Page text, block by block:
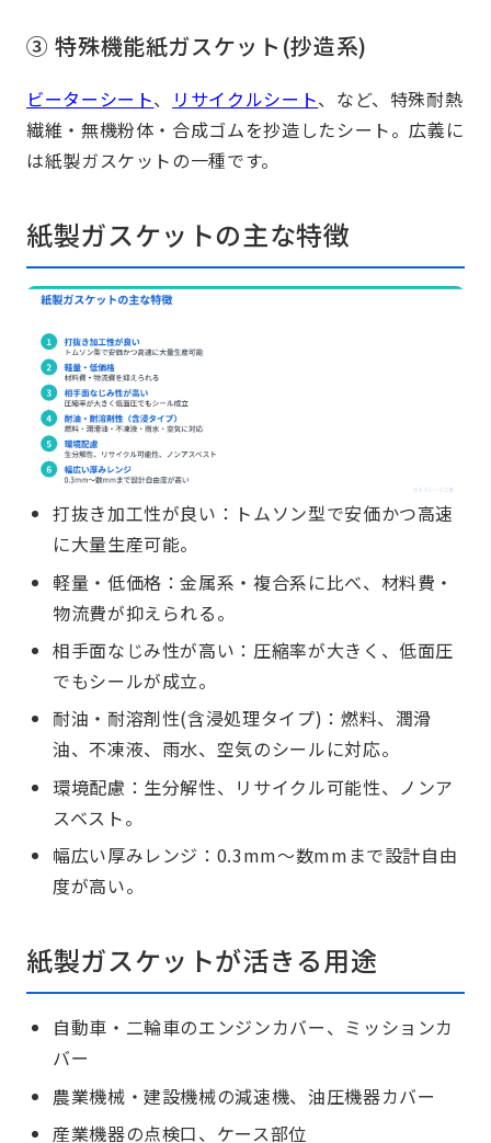
③ 特殊機能紙ガスケット(抄造系)
ビーターシート、 リサイクルシート、など、特殊耐熱
繊維・無機粉体・合成ゴムを抄造したシート。広義に
は紙製ガスケットの一種です。
紙製ガスケットの主な特徴
打抜き加工性が良い：トムソン型で安価かつ高速
に大量生産可能。
軽量・低価格：金属系・複合系に比べ、材料費・
物流費が抑えられる。
相手面なじみ性が高い：圧縮率が大きく、低面圧
でもシールが成立。
耐油・耐溶剤性(含浸処理タイプ)：燃料、潤滑
油、不凍液、雨水、空気のシールに対応。
環境配慮：生分解性、リサイクル可能性、ノンア
スベスト。
幅広い厚みレンジ：0.3mm～数mmまで設計自由
度が高い。
紙製ガスケットが活きる用途
自動車・二輪車のエンジンカバー、ミッションカ
バー
農業機械・建設機械の減速機、油圧機器カバー
産業機器の点検口、ケース部位